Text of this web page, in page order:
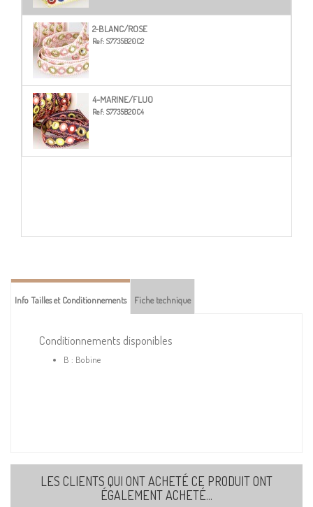
2-BLANC/ROSE
Ref: S7735B20C2
4-MARINE/FLUO
Ref: S7735B20C4
Info Tailles et Conditionnements Fiche technique
Conditionnements disponibles
B : Bobine
LES CLIENTS QUI ONT ACHETÉ CE PRODUIT ONT
ÉGALEMENT ACHETÉ...